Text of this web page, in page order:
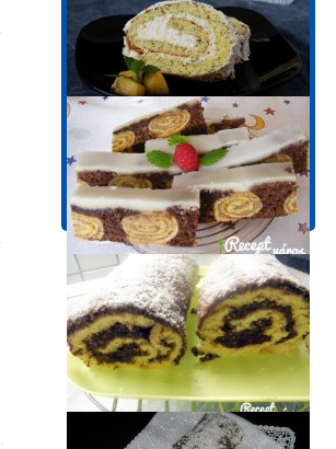
Tápérték információk
1 adagra vonatkozik!
Energia
708 kcal
Zsír
Szénhidrát
Fehérje
12g
Só
0.8
Cukor
57g